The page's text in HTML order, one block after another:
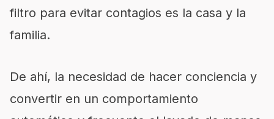
filtro para evitar contagios es la casa y la
familia.
De ahí, la necesidad de hacer conciencia y
convertir en un comportamiento